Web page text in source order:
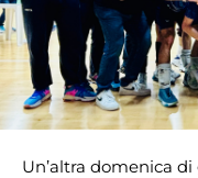
Un’altra domenica